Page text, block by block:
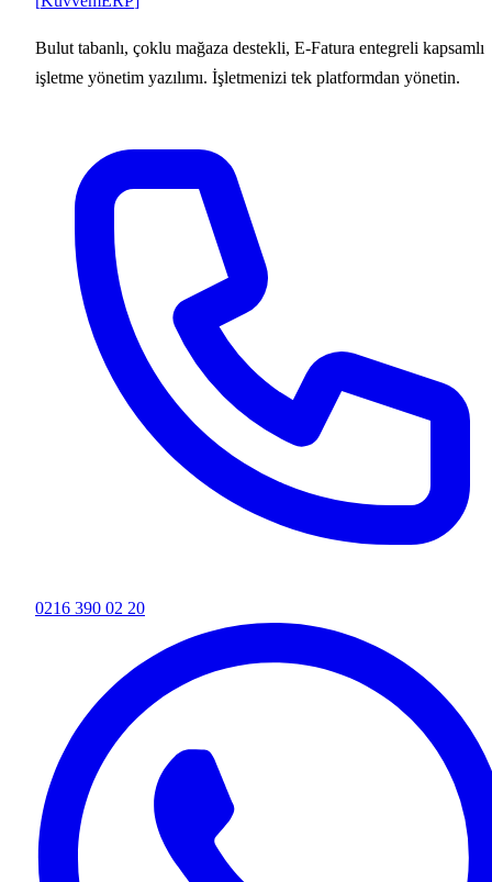
Bulut tabanlı, çoklu mağaza destekli, E-Fatura entegreli kapsamlı
işletme yönetim yazılımı. İşletmenizi tek platformdan yönetin.
0216 390 02 20